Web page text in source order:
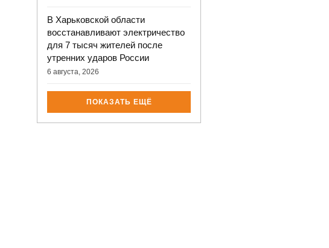
В Харьковской области
восстанавливают электричество
для 7 тысяч жителей после
утренних ударов России
6 августа, 2026
ПОКАЗАТЬ ЕЩЁ